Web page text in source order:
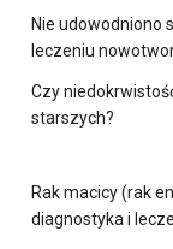
Nie udowodniono
leczeniu
Czy
starszych?
Rak macicy (rak
diagnostyka i